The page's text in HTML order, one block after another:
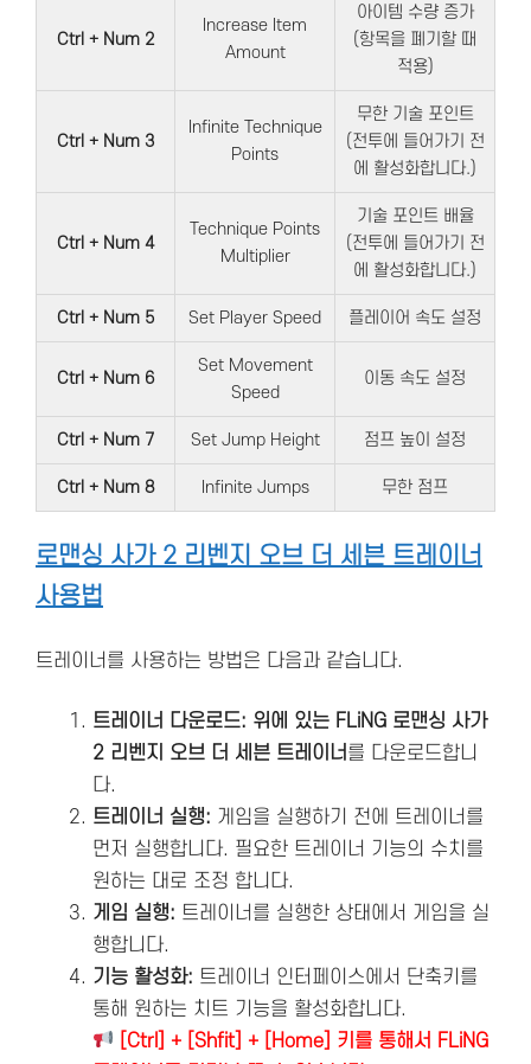
Ctrl + Num 2
Increase Item
Amount
아이템 수량 증가
(항목을 폐기할 때
적용)
Ctrl + Num 3
Infinite Technique
Points
무한 기술 포인트
(전투에 들어가기 전
에 활성화합니다.)
Ctrl + Num 4
Technique Points
Multiplier
기술 포인트 배율
(전투에 들어가기 전
에 활성화합니다.)
Ctrl + Num 5 Set Player Speed 플레이어 속도 설정
Ctrl + Num 6
Set Movement
Speed
이동 속도 설정
Ctrl + Num 7 Set Jump Height 점프 높이 설정
Ctrl + Num 8 Infinite Jumps 무한 점프
로맨싱 사가 2 리벤지 오브 더 세븐 트레이너
사용법
트레이너를 사용하는 방법은 다음과 같습니다.
트레이너 다운로드: 위에 있는 FLiNG 로맨싱 사가
2 리벤지 오브 더 세븐 트레이너 를 다운로드합니
다.
트레이너 실행: 게임을 실행하기 전에 트레이너를
먼저 실행합니다. 필요한 트레이너 기능의 수치를
원하는 대로 조정 합니다.
게임 실행: 트레이너를 실행한 상태에서 게임을 실
행합니다.
기능 활성화: 트레이너 인터페이스에서 단축키를
통해 원하는 치트 기능을 활성화합니다.
[Ctrl] + [Shfit] + [Home] 키를 통해서 FLiNG